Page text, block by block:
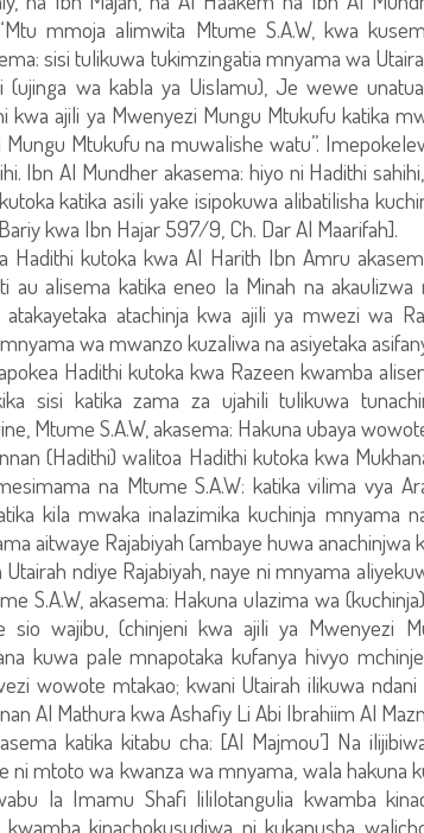
mmoja alimwita Mtume S.A.W, kwa
sisi tulikuwa tukimzingatia mnyama wa
(ujinga wa kabla ya Uislamu), Je wewe
kwa ajili ya Mwenyezi Mungu Mtukufu katika
Mtukufu na muwalishe watu”.
Ibn Al Mundher akasema: hiyo ni Hadithi
katika asili yake isipokuwa alibatilisha
kwa Ibn Hajar 597/9, Ch. Dar Al Maarifah].
Hadithi kutoka kwa Al Harith Ibn Amru
au alisema katika eneo la Minah na
atachinja kwa ajili ya mwezi wa
wa mwanzo kuzaliwa na asiyetaka
Hadithi kutoka kwa Razeen kwamba
sisi katika zama za ujahili tulikuwa
Mtume S.A.W, akasema: Hakuna ubaya
(Hadithi) walitoa Hadithi kutoka kwa
na Mtume S.A.W: katika vilima vya
kila mwaka inalazimika kuchinja mnyama
aitwaye Rajabiyah (ambaye huwa anachinjwa
Utairah ndiye Rajabiyah, naye ni mnyama
S.A.W, akasema: Hakuna ulazima wa
sio wajibu, (chinjeni kwa ajili ya Mwenyezi
kuwa pale mnapotaka kufanya hivyo
wowote mtakao; kwani Utairah ilikuwa
Al Mathura kwa Ashafiy Li Abi Ibrahiim Al
katika kitabu cha: [Al Majmou’] Na
ni mtoto wa kwanza wa mnyama, wala hakuna
la Imamu Shafi lililotangulia kwamba
kinachokusudiwa ni kukanusha